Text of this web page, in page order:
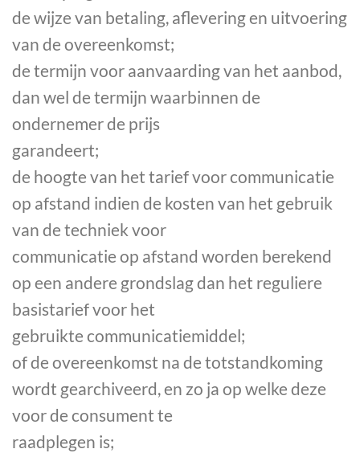
de wijze van betaling, aflevering en uitvoering
van de overeenkomst;
de termijn voor aanvaarding van het aanbod,
dan wel de termijn waarbinnen de
ondernemer de prijs
garandeert;
de hoogte van het tarief voor communicatie
op afstand indien de kosten van het gebruik
van de techniek voor
communicatie op afstand worden berekend
op een andere grondslag dan het reguliere
basistarief voor het
gebruikte communicatiemiddel;
of de overeenkomst na de totstandkoming
wordt gearchiveerd, en zo ja op welke deze
voor de consument te
raadplegen is;